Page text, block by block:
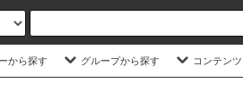
から探す グループから探す コンテン